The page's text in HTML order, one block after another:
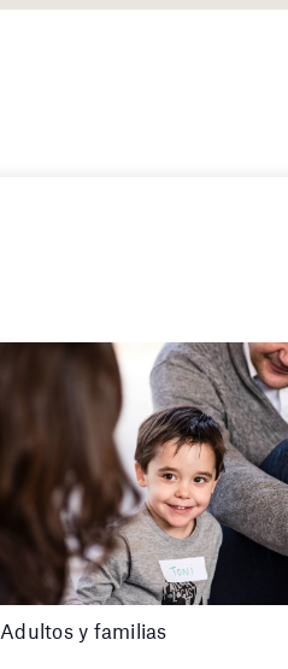
Adultos y familias